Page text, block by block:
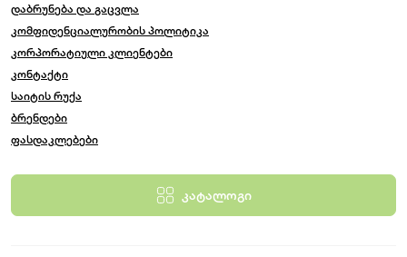
დაბრუნება და გაცვლა
კომფიდენციალურობის პოლიტიკა
კორპორატიული კლიენტები
კონტაქტი
საიტის რუქა
ბრენდები
ფასდაკლებები
კატალოგი